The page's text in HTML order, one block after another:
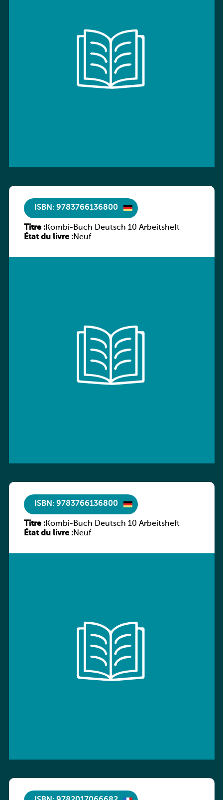
ISBN: 9783766136800
Titre :Kombi-Buch Deutsch 10 Arbeitsheft
État du livre :Neuf
ISBN: 9783766136800
Titre :Kombi-Buch Deutsch 10 Arbeitsheft
État du livre :Neuf